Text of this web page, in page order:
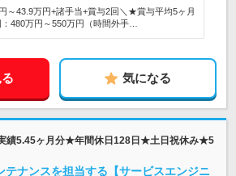
～43.9万円+諸手当+賞与2回＼★賞与平均5ヶ月
480万円～550万円（時間外手…
気になる
績5.45ヶ月分★年間休日128日★土日祝休み★5
テナンスを担当する【サービスエンジニ